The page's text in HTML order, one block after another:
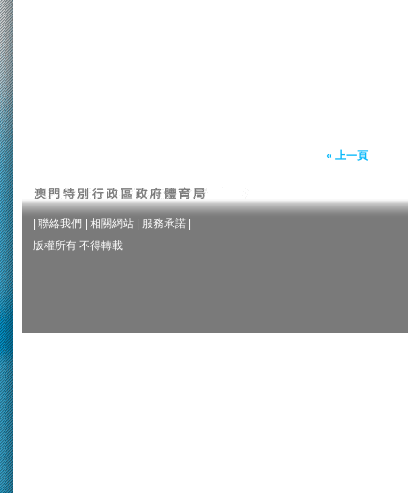
« 上一頁
| 聯絡我們 | 相關網站 | 服務承諾 |
版權所有 不得轉載